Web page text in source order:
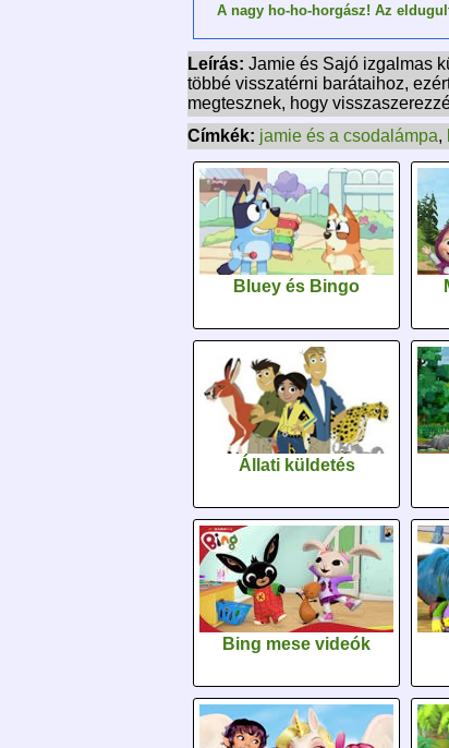
A nagy ho-ho-horgász! Az
Leírás: Jamie és Sajó izgalmas
többé visszatérni barátaihoz,
megtesznek, hogy
Címkék: jamie és a csodalámpa,
Bluey és Bingo
Állati küldetés
Bing mese videók